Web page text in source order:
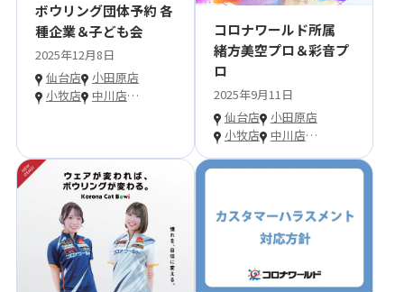
ボウリング団体予約 各
種企業＆子ども会
2025年12月8日
仙台店
小田原店
小牧店
中川店…
コロナワールド所属
緒方美空プロ＆彩音プ
ロ
2025年9月11日
仙台店
小田原店
小牧店
中川店…